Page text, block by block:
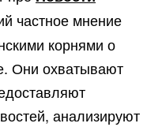
частное мнение
корнями о
Они охватывают
анализируют